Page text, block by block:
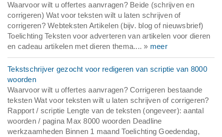
Waarvoor wilt u offertes aanvragen? Beide (schrijven en
corrigeren) Wat voor teksten wilt u laten schrijven of
corrigeren? Webteksten Artikelen (bijv. blog of nieuwsbrief)
Toelichting Teksten voor adverteren van artikelen voor dieren
en cadeau artikelen met dieren thema.... » meer
Tekstschrijver gezocht voor redigeren van scriptie van 8000
woorden
Waarvoor wilt u offertes aanvragen? Corrigeren bestaande
teksten Wat voor teksten wilt u laten schrijven of corrigeren?
Rapport / scriptie Lengte van de teksten (ongeveer): aantal
woorden / pagina Max 8000 woorden Deadline
werkzaamheden Binnen 1 maand Toelichting Goedendag,